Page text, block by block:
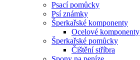
Psací pomůcky
Psí známky
Šperkařské komponenty
Ocelové komponenty
Šperkařské pomůcky
Čištění stříbra